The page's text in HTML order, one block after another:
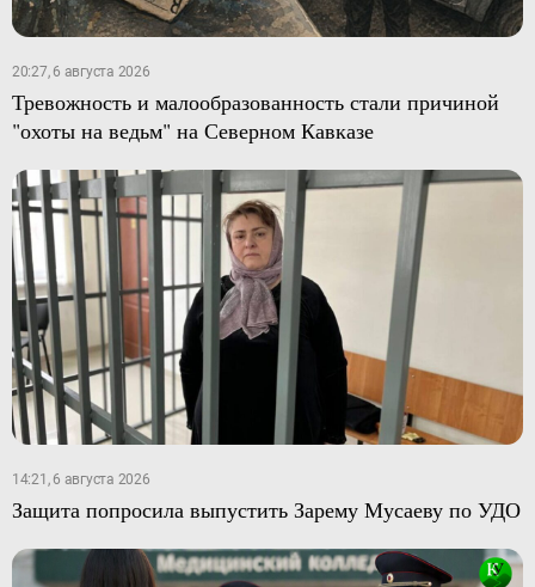
20:27, 6 августа 2026
Тревожность и малообразованность стали причиной
"охоты на ведьм" на Северном Кавказе
14:21, 6 августа 2026
Защита попросила выпустить Зарему Мусаеву по УДО